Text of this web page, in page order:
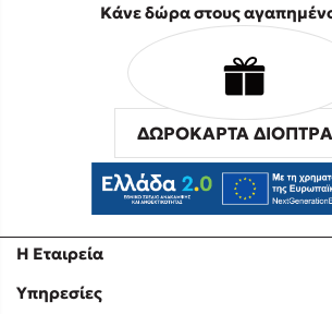
Η Εταιρεία
Υπηρεσίες
Κάνε δώρα στους
ΔΩΡΟΚΑΡΤΑ ΔΙΟΠΤΡΑ